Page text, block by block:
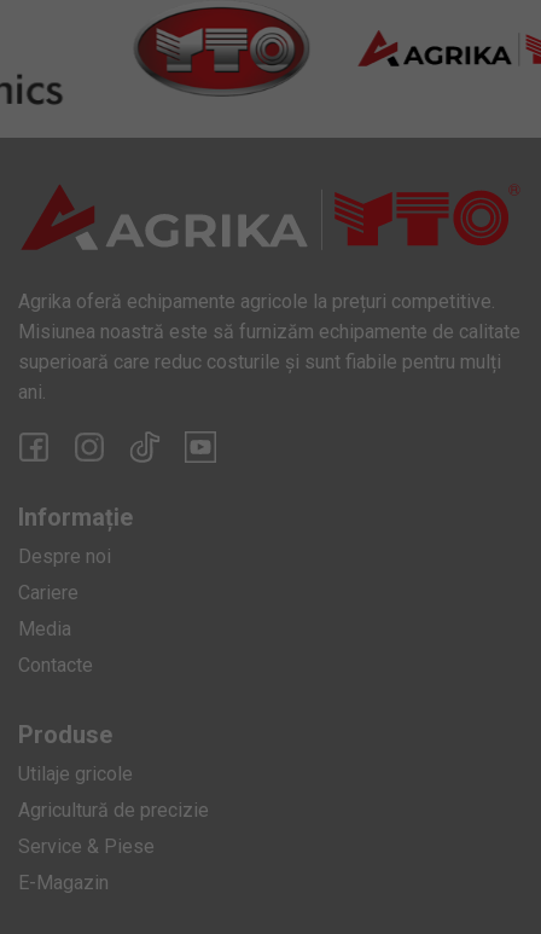
Agrika oferă echipamente agricole la prețuri competitive.
Misiunea noastră este să furnizăm echipamente de calitate
superioară care reduc costurile și sunt fiabile pentru mulți
ani.
Informație
Despre noi
Cariere
Media
Contacte
Produse
Utilaje gricole
Agricultură de precizie
Service & Piese
E-Magazin